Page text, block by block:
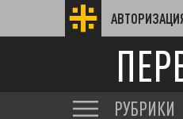
РУБРИКИ